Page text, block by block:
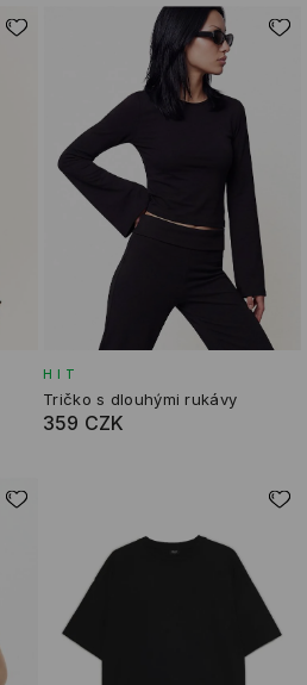
HIT
Tričko s dlouhými rukávy
359 CZK